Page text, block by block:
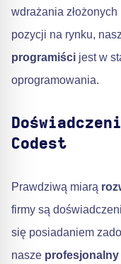
wdrażania
pozycji na rynku,
programiści jest w
oprogramowania.
Codest
Prawdziwą miarą
firmy są
się posiadaniem
nasze profesjonalny